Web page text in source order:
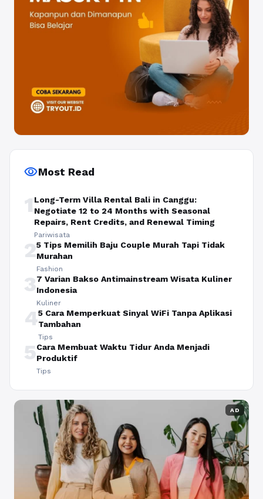
visibilityMost Read
1 Long-Term Villa Rental Bali in Canggu:
Negotiate 12 to 24 Months with Seasonal
Repairs, Rent Credits, and Renewal Timing
Pariwisata
25 Tips Memilih Baju Couple Murah Tapi Tidak
Murahan
Fashion
37 Varian Bakso Antimainstream Wisata Kuliner
Indonesia
Kuliner
45 Cara Memperkuat Sinyal WiFi Tanpa Aplikasi
Tambahan
Tips
5Cara Membuat Waktu Tidur Anda Menjadi
Produktif
Tips
AD